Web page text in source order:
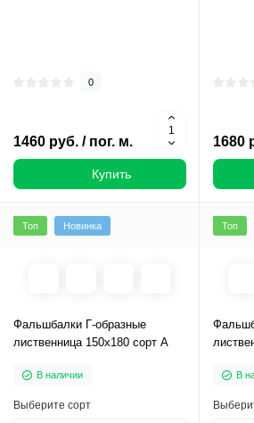
0
1460 руб. / пог. м.
Купить
1680
Топ Новинка
Фальшбалки Г-образные
лиственница 150х180 сорт А
В наличии
Выберите сорт
Топ
В